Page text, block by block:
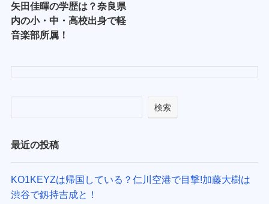
矢田佳暉の学歴は？奈良県
内の小・中・高校出身で軽
音楽部所属！
検索
最近の投稿
KO1KEYZは帰国している？仁川空港で目撃!加藤大樹は
渋谷で釼持吉成と！